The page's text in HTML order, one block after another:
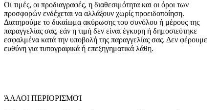
Οι τιμές, οι προδιαγραφές, η διαθεσιμότητα και οι όροι των
προσφορών ενδέχεται να αλλάξουν χωρίς προειδοποίηση.
Διατηρούμε το δικαίωμα ακύρωσης του συνόλου ή μέρους της
παραγγελίας σας, εάν η τιμή δεν είναι έγκυρη ή δημοσιεύτηκε
εσφαλμένα κατά την υποβολή της παραγγελίας σας. Δεν φέρουμε
ευθύνη για τυπογραφικά ή επεξηγηματικά λάθη.
ΆΛΛΟΙ ΠΕΡΙΟΡΙΣΜΟΊ